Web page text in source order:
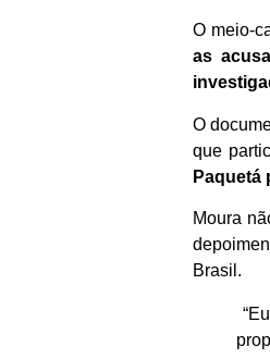
O meio-
as
O
que
Paquetá
Moura
Brasil.